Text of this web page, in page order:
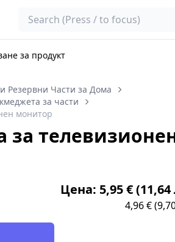
Search
за продукт
Резервни Части за Дома
за части
монитор
за
Цена: 5,95 €
4,96 €